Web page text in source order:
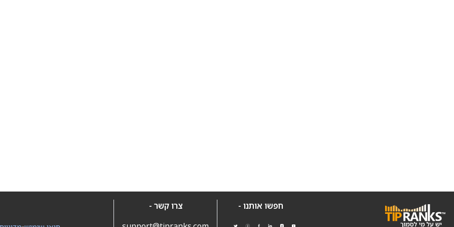
חפשו אותנו -
צרו קשר -